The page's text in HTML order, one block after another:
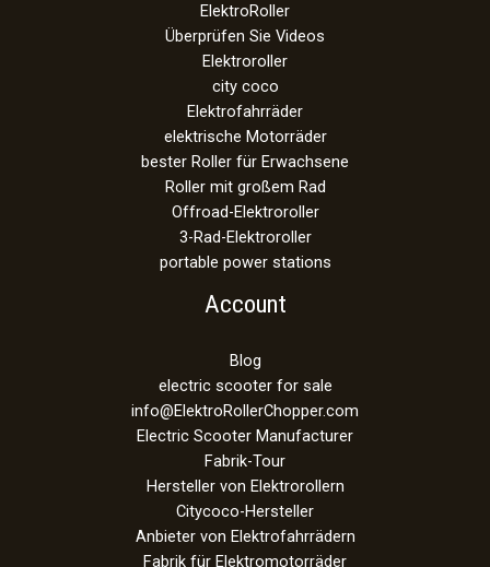
ElektroRoller
Überprüfen Sie Videos
Elektroroller
city coco
Elektrofahrräder
elektrische Motorräder
bester Roller für Erwachsene
Roller mit großem Rad
Offroad-Elektroroller
3-Rad-Elektroroller
portable power stations
Account
Blog
electric scooter for sale
info@ElektroRollerChopper.com
Electric Scooter Manufacturer
Fabrik-Tour
Hersteller von Elektrorollern
Citycoco-Hersteller
Anbieter von Elektrofahrrädern
Fabrik für Elektromotorräder